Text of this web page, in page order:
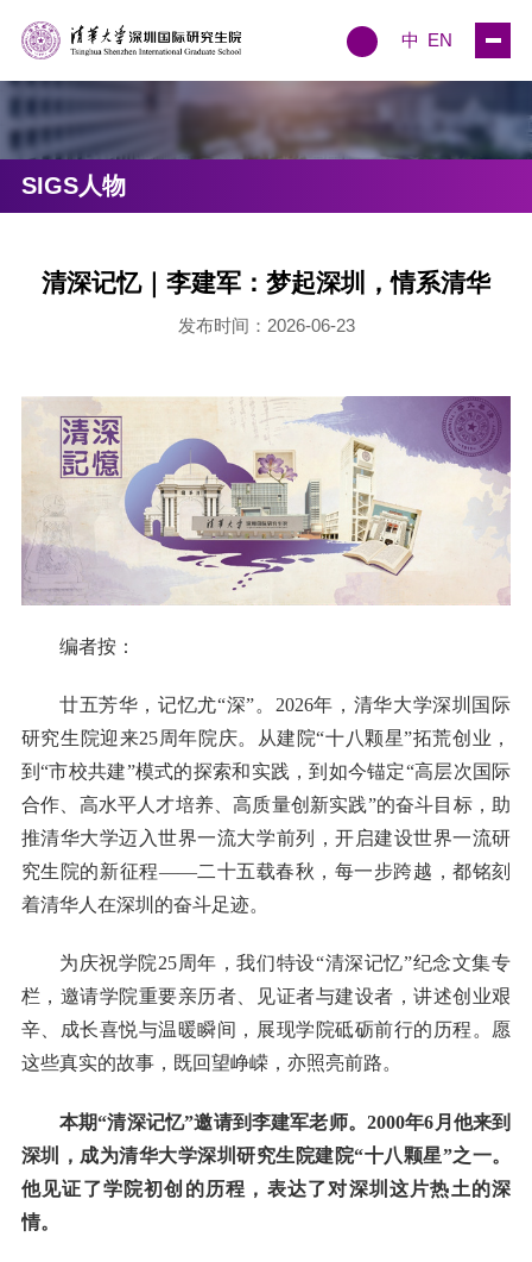
中 EN
SIGS人物
清深记忆｜李建军：梦起深圳，情系清华
发布时间：2026-06-23
编者按：
廿五芳华，记忆尤“深”。2026年，清华大学深圳国际
研究生院迎来25周年院庆。从建院“十八颗星”拓荒创业，
到“市校共建”模式的探索和实践，到如今锚定“高层次国际
合作、高水平人才培养、高质量创新实践”的奋斗目标，助
推清华大学迈入世界一流大学前列，开启建设世界一流研
究生院的新征程——二十五载春秋，每一步跨越，都铭刻
着清华人在深圳的奋斗足迹。
为庆祝学院25周年，我们特设“清深记忆”纪念文集专
栏，邀请学院重要亲历者、见证者与建设者，讲述创业艰
辛、成长喜悦与温暖瞬间，展现学院砥砺前行的历程。愿
这些真实的故事，既回望峥嵘，亦照亮前路。
本期“清深记忆”邀请到李建军老师。2000年6月他来到
深圳，成为清华大学深圳研究生院建院“十八颗星”之一。
他见证了学院初创的历程，表达了对深圳这片热土的深
情。